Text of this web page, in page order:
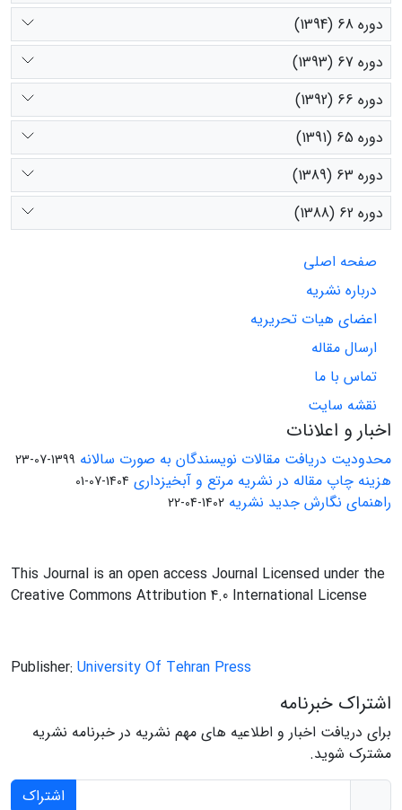
دوره 68 (1394)
دوره 67 (1393)
دوره 66 (1392)
دوره 65 (1391)
دوره 63 (1389)
دوره 62 (1388)
صفحه اصلی
درباره نشریه
اعضای هیات تحریریه
ارسال مقاله
تماس با ما
نقشه سایت
اخبار و اعلانات
محدودیت دریافت مقالات نویسندگان به صورت سالانه 1399-07-23
هزینه چاپ مقاله در نشریه مرتع و آبخیزداری 1404-07-01
راهنمای نگارش جدید نشریه 1402-04-22
This Journal is an open access Journal Licensed under the
Creative Commons Attribution 4.0 International License
Publisher: University Of Tehran Press
اشتراک خبرنامه
برای دریافت اخبار و اطلاعیه های مهم نشریه در خبرنامه نشریه
مشترک شوید.
اشتراک